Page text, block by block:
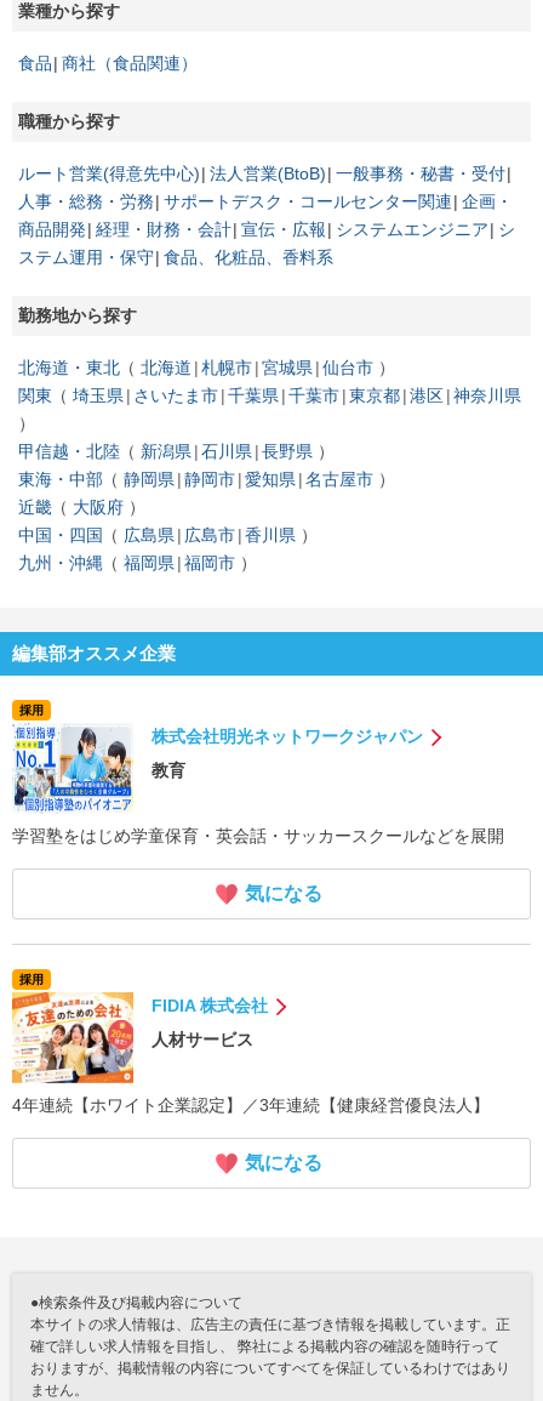
業種から探す
食品 商社（食品関連）
職種から探す
ルート営業(得意先中心) 法人営業(BtoB) 一般事務・秘書・受付
人事・総務・労務 サポートデスク・コールセンター関連 企画・
商品開発 経理・財務・会計 宣伝・広報 システムエンジニア
シ
ステム運用・保守 食品、化粧品、香料系
勤務地から探す
北海道・東北 北海道 札幌市 宮城県 仙台市
関東
埼玉県 さいたま市 千葉県 千葉市 東京都 港区 神奈川県
甲信越・北陸 新潟県 石川県 長野県
東海・中部
静岡県 静岡市 愛知県 名古屋市
近畿
大阪府
中国・四国
広島県 広島市 香川県
九州・沖縄
福岡県 福岡市
編集部オススメ企業
採用
株式会社明光ネットワークジャパン
教育
学習塾をはじめ学童保育・英会話・サッカースクールなどを展開
気になる
採用
FIDIA 株式会社
人材サービス
4年連続【ホワイト企業認定】／3年連続【健康経営優良法人】
気になる
●検索条件及び掲載内容について
本サイトの求人情報は、広告主の責任に基づき情報を掲載しています。正
確で詳しい求人情報を目指し、 弊社による掲載内容の確認を随時行って
おりますが、掲載情報の内容についてすべてを保証しているわけではあり
ません。